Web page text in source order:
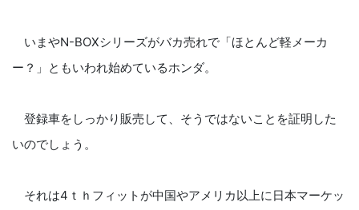
いまやN-BOXシリーズがバカ売れで「ほとんど軽メーカ
ー？」ともいわれ始めているホンダ。
登録車をしっかり販売して、そうではないことを証明した
いのでしょう。
それは4ｔｈフィットが中国やアメリカ以上に日本マーケッ